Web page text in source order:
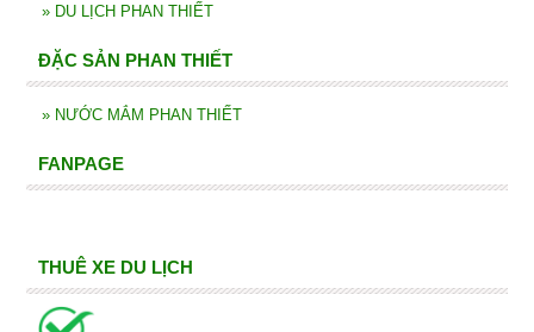
» DU LỊCH PHAN THIẾT
ĐẶC SẢN PHAN THIẾT
» NƯỚC MẮM PHAN THIẾT
FANPAGE
THUÊ XE DU LỊCH